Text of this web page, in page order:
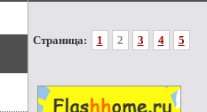
Страница: 1 2 3 4 5